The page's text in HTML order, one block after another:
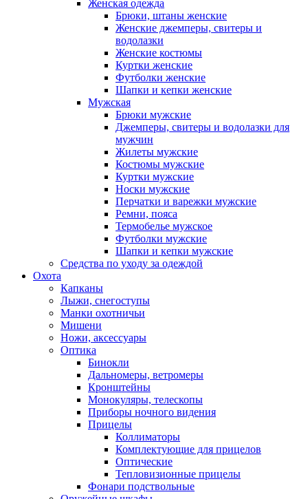
Женская одежда
Брюки, штаны женские
Женские джемперы, свитеры и
водолазки
Женские костюмы
Куртки женские
Футболки женские
Шапки и кепки женские
Мужская
Брюки мужские
Джемперы, свитеры и водолазки для
мужчин
Жилеты мужские
Костюмы мужские
Куртки мужские
Носки мужские
Перчатки и варежки мужские
Ремни, пояса
Термобелье мужское
Футболки мужские
Шапки и кепки мужские
Средства по уходу за одеждой
Охота
Капканы
Лыжи, снегоступы
Манки охотничьи
Мишени
Ножи, аксессуары
Оптика
Бинокли
Дальномеры, ветромеры
Кронштейны
Монокуляры, телескопы
Приборы ночного видения
Прицелы
Коллиматоры
Комплектующие для прицелов
Оптические
Тепловизионные прицелы
Фонари подствольные